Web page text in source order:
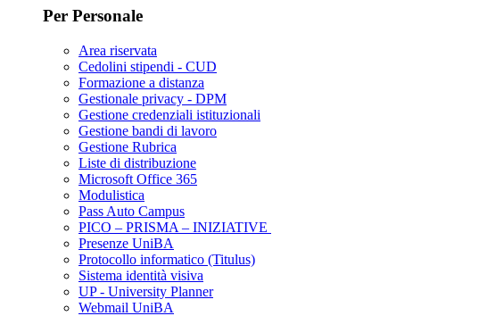
Per Personale
Area riservata
Cedolini stipendi - CUD
Formazione a distanza
Gestionale privacy - DPM
Gestione credenziali istituzionali
Gestione bandi di lavoro
Gestione Rubrica
Liste di distribuzione
Microsoft Office 365
Modulistica
Pass Auto Campus
PICO – PRISMA – INIZIATIVE
Presenze UniBA
Protocollo informatico (Titulus)
Sistema identità visiva
UP - University Planner
Webmail UniBA